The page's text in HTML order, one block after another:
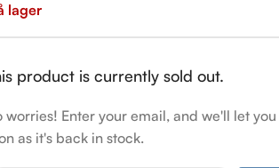
lager
product is currently sold out.
worries! Enter your email, and we'll let you
as it's back in stock.